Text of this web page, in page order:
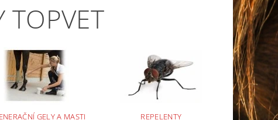
TOPVET
GELY A MASTI REPELENTY